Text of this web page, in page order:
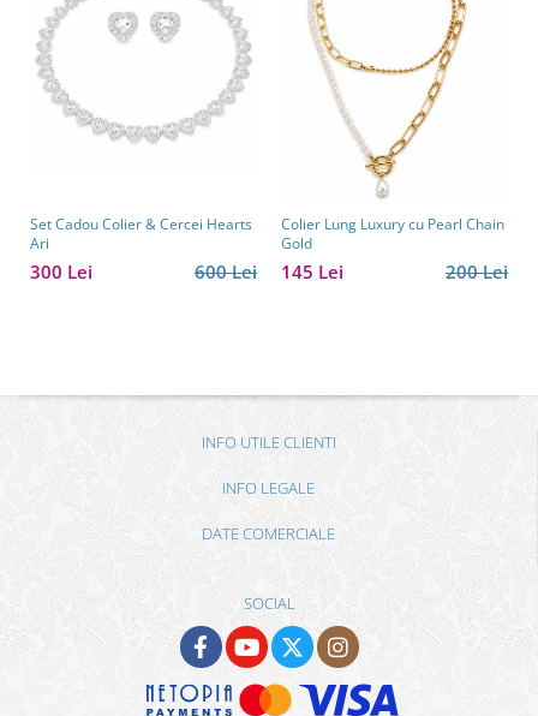
Set Cadou Colier & Cercei Hearts
Ari
600 Lei
300 Lei
Colier Lung Luxury cu Pearl Chain
Gold
200 Lei
145 Lei
INFO UTILE CLIENTI
INFO LEGALE
DATE COMERCIALE
SOCIAL